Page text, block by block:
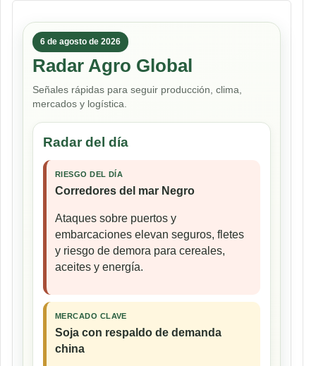
6 de agosto de 2026
Radar Agro Global
Señales rápidas para seguir producción, clima,
mercados y logística.
Radar del día
RIESGO DEL DÍA
Corredores del mar Negro
Ataques sobre puertos y
embarcaciones elevan seguros, fletes
y riesgo de demora para cereales,
aceites y energía.
MERCADO CLAVE
Soja con respaldo de demanda
china